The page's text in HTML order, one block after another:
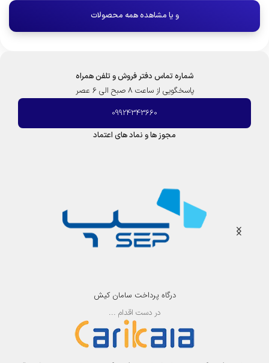
و یا مشاهده همه محصولات
شماره تماس دفتر فروش و تلفن همراه
پاسخگویی از ساعت 8 صبح الی 6 عصر
09924343660
مجوز ها و نماد های اعتماد
درگاه پرداخت سامان کیش
در دست اقدام ...